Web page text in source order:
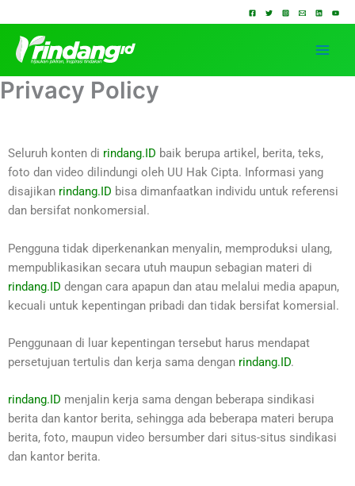
ke
konten
Privacy Policy
Seluruh konten di rindang.ID baik berupa artikel, berita, teks,
foto dan video dilindungi oleh UU Hak Cipta. Informasi yang
disajikan rindang.ID bisa dimanfaatkan individu untuk referensi
dan bersifat nonkomersial.
Pengguna tidak diperkenankan menyalin, memproduksi ulang,
mempublikasikan secara utuh maupun sebagian materi di
rindang.ID dengan cara apapun dan atau melalui media apapun,
kecuali untuk kepentingan pribadi dan tidak bersifat komersial.
Penggunaan di luar kepentingan tersebut harus mendapat
persetujuan tertulis dan kerja sama dengan rindang.ID.
rindang.ID menjalin kerja sama dengan beberapa sindikasi
berita dan kantor berita, sehingga ada beberapa materi berupa
berita, foto, maupun video bersumber dari situs-situs sindikasi
dan kantor berita.